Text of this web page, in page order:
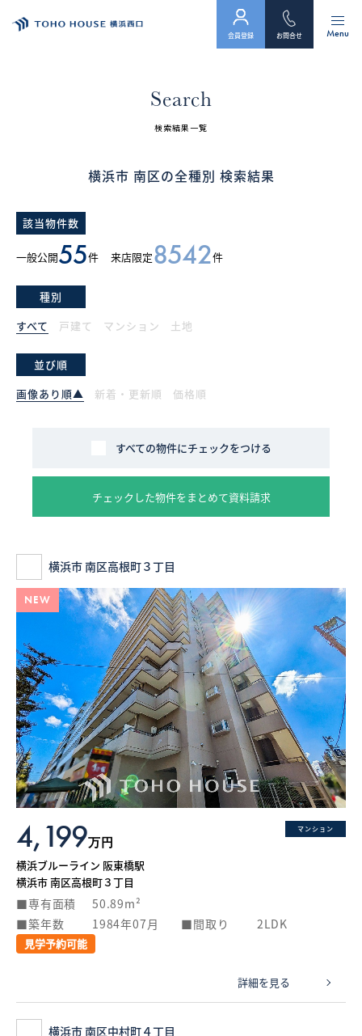
会社案内
お客様の声
お知らせ
採用情報
お気に入り物件一覧
サイトマップ
お気に入り物件一覧
What’s MIRAKARE
スペシャルムービーを見る
Menu
お問合せ
会員登録
Search
検索結果一覧
横浜市 南区の全種別 検索結果
該当物件数
一般公開55件 来店限定8542件
種別
すべて
戸建て マンション 土地
並び順
画像あり順▲
新着・更新順 価格順
すべての物件にチェックをつける
チェックした物件をまとめて資料請求
横浜市 南区高根町３丁目
NEW
マンション
4,199万円
横浜ブルーライン 阪東橋駅
横浜市 南区高根町３丁目
専有面積
50.89m²
築年数
1984年07月 間取り 2LDK
見学予約可能
詳細を見る
横浜市 南区中村町４丁目